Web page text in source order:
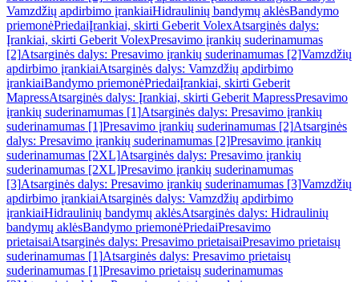
Vamzdžių apdirbimo įrankiaiHidraulinių bandymų aklėsBandymo
priemonėPriedaiĮrankiai, skirti Geberit VolexAtsarginės dalys:
Įrankiai, skirti Geberit VolexPresavimo įrankių suderinamumas
[2]Atsarginės dalys: Presavimo įrankių suderinamumas [2]Vamzdžių
apdirbimo įrankiaiAtsarginės dalys: Vamzdžių apdirbimo
įrankiaiBandymo priemonėPriedaiĮrankiai, skirti Geberit
MapressAtsarginės dalys: Įrankiai, skirti Geberit MapressPresavimo
įrankių suderinamumas [1]Atsarginės dalys: Presavimo įrankių
suderinamumas [1]Presavimo įrankių suderinamumas [2]Atsarginės
dalys: Presavimo įrankių suderinamumas [2]Presavimo įrankių
suderinamumas [2XL]Atsarginės dalys: Presavimo įrankių
suderinamumas [2XL]Presavimo įrankių suderinamumas
[3]Atsarginės dalys: Presavimo įrankių suderinamumas [3]Vamzdžių
apdirbimo įrankiaiAtsarginės dalys: Vamzdžių apdirbimo
įrankiaiHidraulinių bandymų aklėsAtsarginės dalys: Hidraulinių
bandymų aklėsBandymo priemonėPriedaiPresavimo
prietaisaiAtsarginės dalys: Presavimo prietaisaiPresavimo prietaisų
suderinamumas [1]Atsarginės dalys: Presavimo prietaisų
suderinamumas [1]Presavimo prietaisų suderinamumas